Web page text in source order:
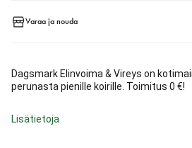
Varaa ja nouda
Dagsmark Elinvoima & Vireys on
perunasta pienille koirille. Toimitus 0 €!
Lisätietoja